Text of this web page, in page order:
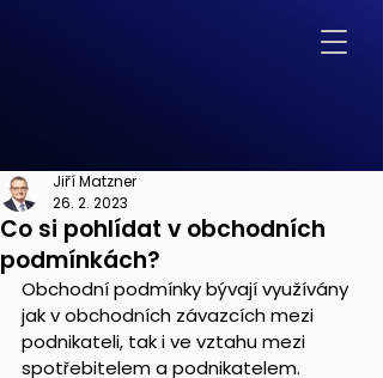
Co si pohlídat v obchodních
podmínkách?
Jiří Matzner
26. 2. 2023
Obchodní podmínky bývají využívány
jak v obchodních závazcích mezi
podnikateli, tak i ve vztahu mezi
spotřebitelem a podnikatelem.